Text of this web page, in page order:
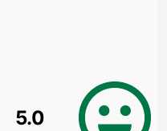
5.0